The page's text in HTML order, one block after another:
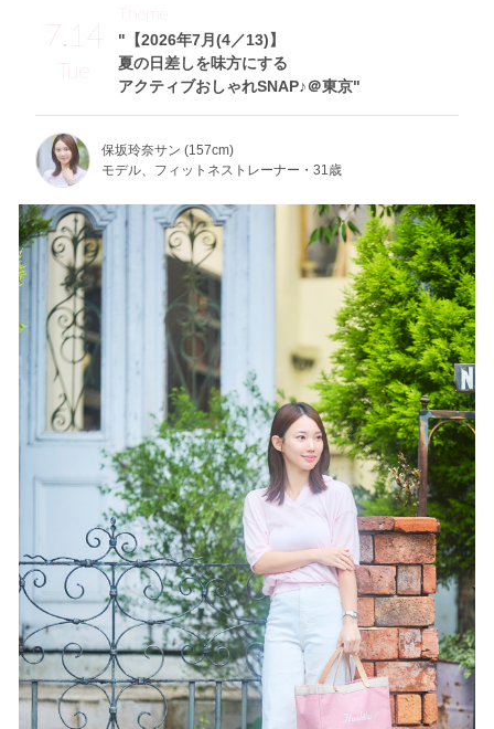
7.14
Tue
"【2026年7月(4／13)】
夏の日差しを味方にする
アクティブおしゃれSNAP♪＠東京"
Theme
保坂玲奈サン (157cm)
モデル、フィットネストレーナー・31歳